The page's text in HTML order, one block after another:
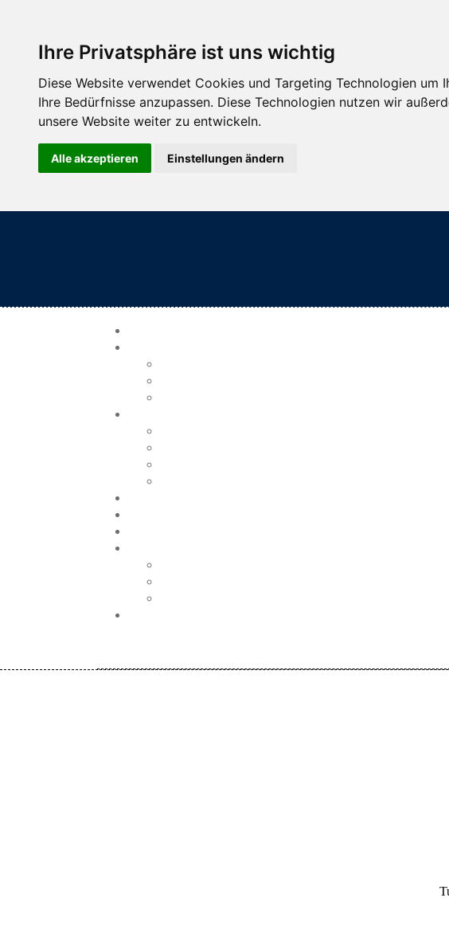
Ihre Privatsphäre ist uns wichtig
Diese Website verwendet Cookies und Targeting Technologien um
Ihre Bedürfnisse anzupassen. Diese Technologien nutzen wir
unsere Website weiter zu entwickeln.
Alle akzeptieren Einstellungen ändern
TV 1912 Sailauf e. V.